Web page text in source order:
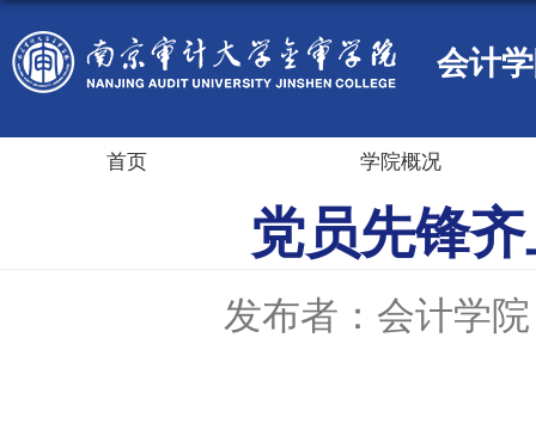
会计
首页 学院概况
党员先锋
发布者：会计学院